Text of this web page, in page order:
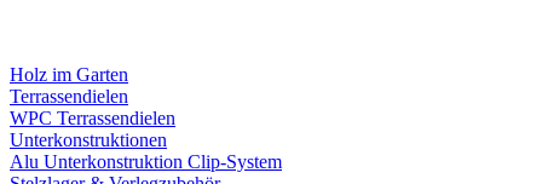
Holz im Garten
Terrassendielen
WPC Terrassendielen
Unterkonstruktionen
Alu Unterkonstruktion Clip-System